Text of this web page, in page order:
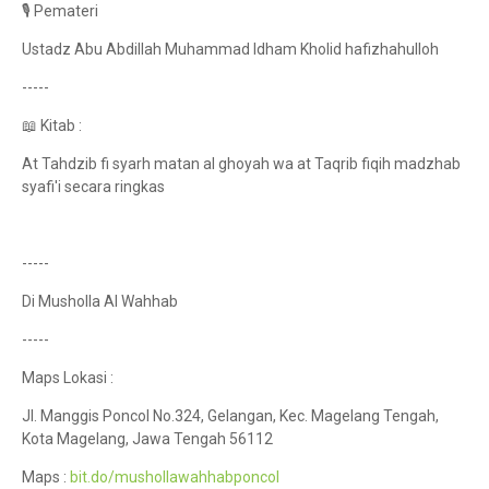
🎙 Pemateri
Ustadz Abu Abdillah Muhammad Idham Kholid hafizhahulloh
-----
📖 Kitab :
At Tahdzib fi syarh matan al ghoyah wa at Taqrib fiqih madzhab
syafi'i secara ringkas
-----
Di Musholla Al Wahhab
-----
Maps Lokasi :
Jl. Manggis Poncol No.324, Gelangan, Kec. Magelang Tengah,
Kota Magelang, Jawa Tengah 56112
Maps : bit.do/mushollawahhabponcol